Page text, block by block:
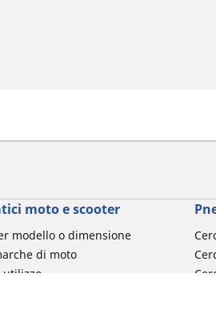
moto e scooter
modello o dimensione
di moto
utilizzo